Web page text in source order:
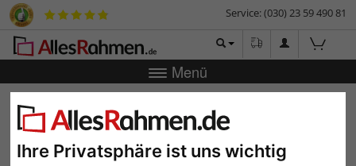
Ihre Privatsphäre ist uns wichtig
Service: (030) 23 59 490 81
Menü
Zurück
Gibraltar
Holzrahmen Gibraltar